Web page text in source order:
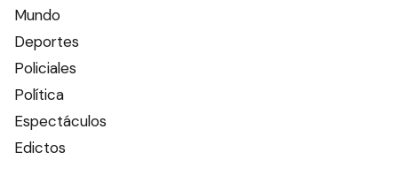
Mundo
Deportes
Policiales
Política
Espectáculos
Edictos